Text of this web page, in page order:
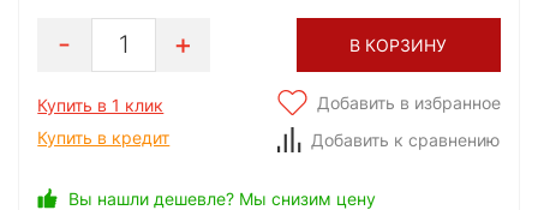
1 В КОРЗИНУ
Купить в 1 клик
Купить в кредит
Добавить в избранное
Добавить к сравнению
Вы нашли дешевле? Мы снизим цену